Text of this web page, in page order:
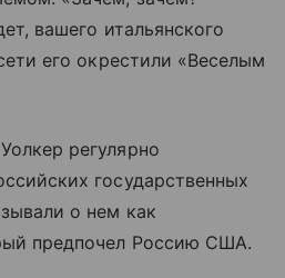
вашего итальянского
его окрестили «Веселым
регулярно
государственных
о нем как
предпочел Россию США.